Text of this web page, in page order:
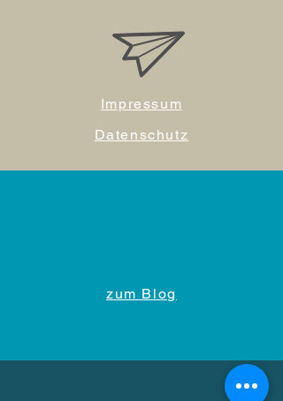
Impressum
Datenschutz
zum Blog